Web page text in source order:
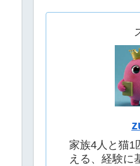
家族4人と猫1
える、経験に